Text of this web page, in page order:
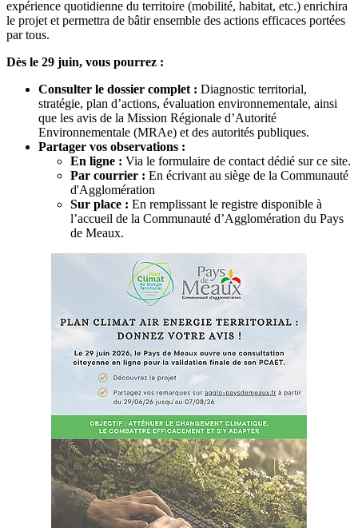
expérience quotidienne du territoire (mobilité, habitat, etc.) enrichira
le projet et permettra de bâtir ensemble des actions efficaces portées
par tous.
Dès le 29 juin, vous pourrez :
Consulter le dossier complet : Diagnostic territorial,
stratégie, plan d’actions, évaluation environnementale, ainsi
que les avis de la Mission Régionale d’Autorité
Environnementale (MRAe) et des autorités publiques.
Partager vos observations :
En ligne : Via le formulaire de contact dédié sur ce site.
Par courrier : En écrivant au siège de la Communauté
d'Agglomération
Sur place : En remplissant le registre disponible à
l’accueil de la Communauté d’Agglomération du Pays
de Meaux.